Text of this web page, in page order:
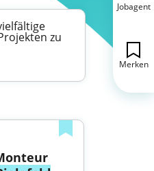
zu
Jobagent
Merken